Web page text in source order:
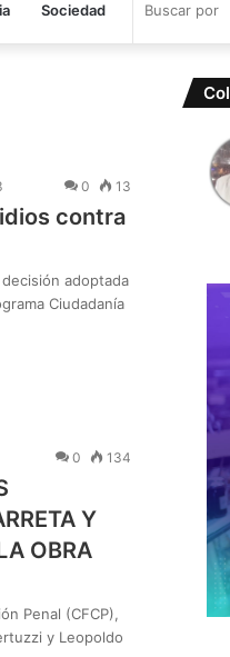
Sociedad
0 13
contra
adoptada
Ciudadanía
0 134
Y
OBRA
Penal (CFCP),
y Leopoldo